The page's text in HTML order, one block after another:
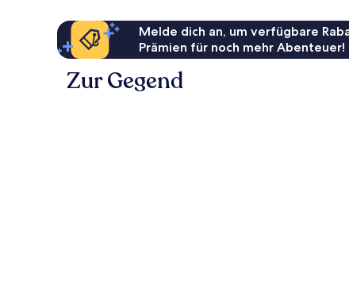
Melde dich an, um verfügbare
Prämien für noch mehr Abenteuer!
Zur Gegend